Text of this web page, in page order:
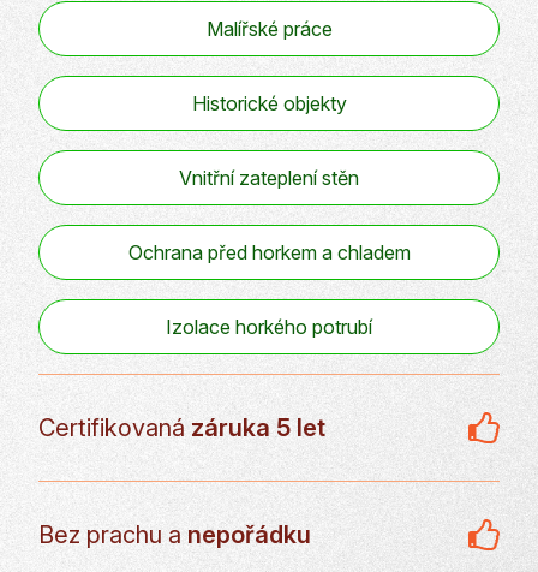
Malířské práce
Historické objekty
Vnitřní zateplení stěn
Ochrana před horkem a chladem
Izolace horkého potrubí
Certifikovaná záruka 5 let
Bez prachu anepořádku